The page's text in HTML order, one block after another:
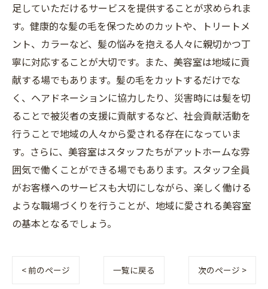
足していただけるサービスを提供することが求められま
す。健康的な髪の毛を保つためのカットや、トリートメ
ント、カラーなど、髪の悩みを抱える人々に親切かつ丁
寧に対応することが大切です。また、美容室は地域に貢
献する場でもあります。髪の毛をカットするだけでな
く、ヘアドネーションに協力したり、災害時には髪を切
ることで被災者の支援に貢献するなど、社会貢献活動を
行うことで地域の人々から愛される存在になっていま
す。さらに、美容室はスタッフたちがアットホームな雰
囲気で働くことができる場でもあります。スタッフ全員
がお客様へのサービスも大切にしながら、楽しく働ける
ような職場づくりを行うことが、地域に愛される美容室
の基本となるでしょう。
< 前のページ 一覧に戻る 次のページ >